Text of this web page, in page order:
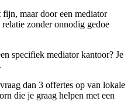
maar door een mediator
zonder onnodig gedoe
specifiek mediator kantoor? Je
dan 3 offertes op van lokale
die je graag helpen met een